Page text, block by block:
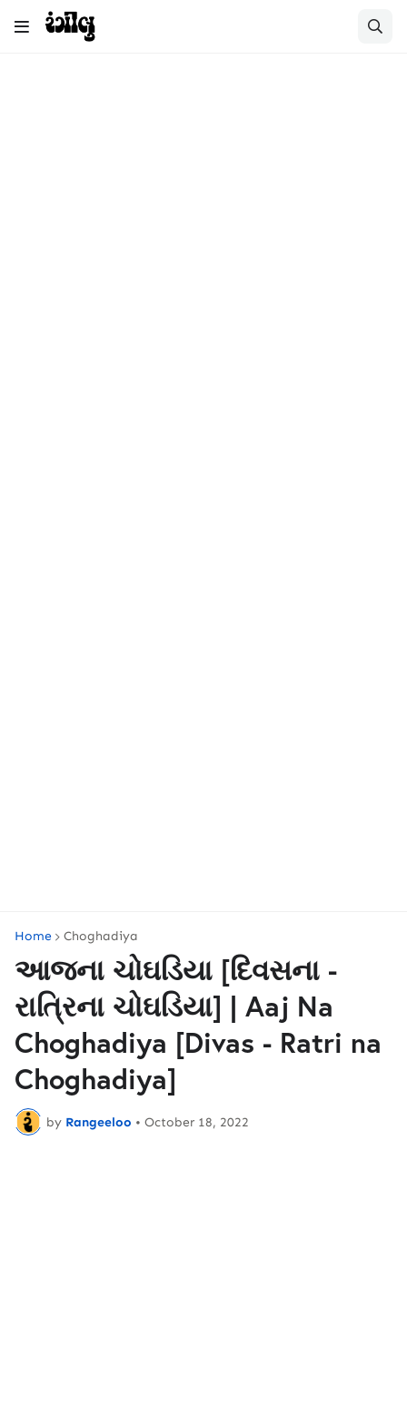
Home Choghadiya
આજના ચોઘડિયા [દિવસના -
રાત્રિના ચોઘડિયા] | Aaj Na
Choghadiya [Divas - Ratri na
Choghadiya]
by Rangeeloo • October 18, 2022